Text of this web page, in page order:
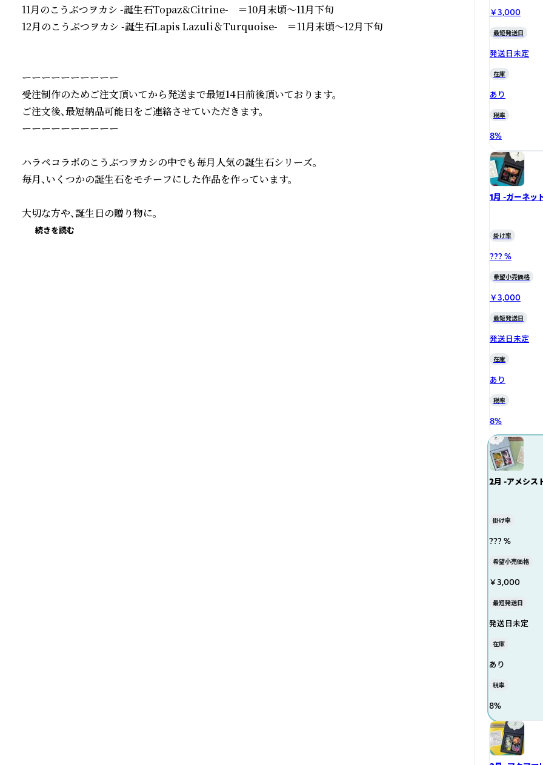
11月のこうぶつヲカシ -誕生石Topaz&Citrine-　＝10月末頃～11月下旬
12月のこうぶつヲカシ -誕生石Lapis Lazuli＆Turquoise-　＝11月末頃～12月下旬
ーーーーーーーーーー
受注制作のためご注文頂いてから発送まで最短14日前後頂いております。
ご注文後、最短納品可能日をご連絡させていただきます。
ーーーーーーーーーー
ハラペコラボのこうぶつヲカシの中でも毎月人気の誕生石シリーズ。
毎月、いくつかの誕生石をモチーフにした作品を作っています。
大切な方や、誕生日の贈り物に。
続きを読む
￥3,000
最短発送日
発送日未定
在庫
あり
税率
8%
1月 -ガーネ
掛け率
??? %
希望小売価格
￥3,000
最短発送日
発送日未定
在庫
あり
税率
8%
2月 -アメシ
掛け率
??? %
希望小売価格
￥3,000
最短発送日
発送日未定
在庫
あり
税率
8%